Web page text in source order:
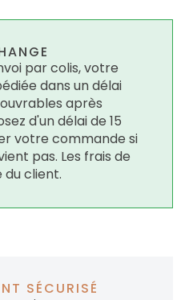
par colis, votre
dans un délai
après
d'un délai de 15
votre commande si
pas. Les frais de
client.
SÉCURISÉ